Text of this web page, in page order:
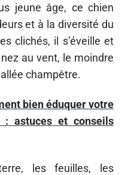
jeune âge, ce chien
et à la diversité du
clichés, il s’éveille et
au vent, le moindre
champêtre.
bien éduquer votre
: astuces et conseils
les feuilles, les